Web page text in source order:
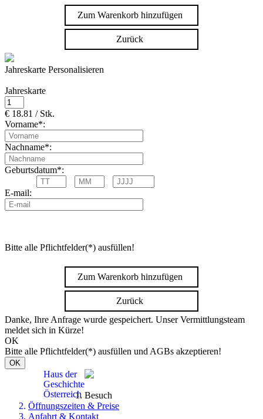
Zum Warenkorb hinzufügen
Zurück
Jahreskarte Personalisieren
Jahreskarte
€ 18.81 / Stk.
Vorname*:
Nachname*:
Geburtsdatum*:
E-mail:
Bitte alle Pflichtfelder(*) ausfüllen!
Zum Warenkorb hinzufügen
Zurück
Danke, Ihre Anfrage wurde gespeichert. Unser Vermittlungsteam
meldet sich in Kürze!
OK
Bitte alle Pflichtfelder(*) ausfüllen und AGBs akzeptieren!
OK
Haus der
Geschichte
Österreich Besuch
Öffnungszeiten & Preise
Anfahrt & Kontakt